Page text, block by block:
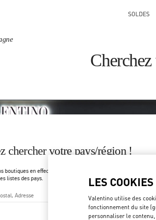
SOLDES
chercher votre pays/région !
boutiques en effectuant une recherche par pays/région ou en
listes des pays.
Province, Code postal ou Ville et
LES
Valentino utilise des
fonctionnement du site
personnaliser le